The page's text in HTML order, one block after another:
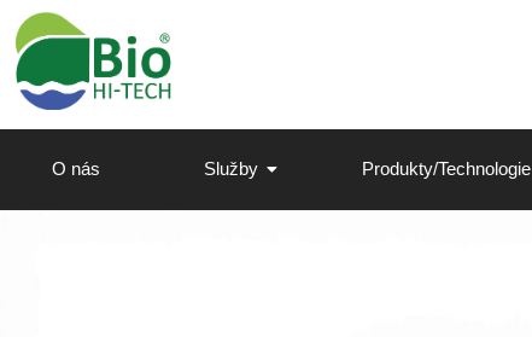
O nás Služby Produkty/Technologie